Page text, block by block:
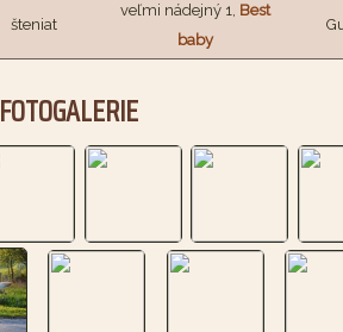
šteniat
veľmi nádejný 1, Best
baby
FOTOGALERIE